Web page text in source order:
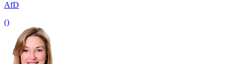
AfD
()